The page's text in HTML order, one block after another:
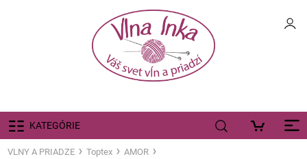
KATEGÓRIE
VLNY A PRIADZE Toptex AMOR